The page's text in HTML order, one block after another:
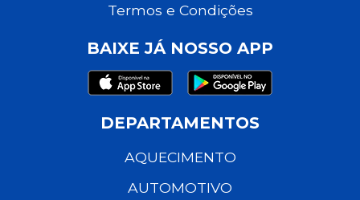
Termos e Condições
BAIXE JÁ NOSSO APP
DEPARTAMENTOS
AQUECIMENTO
AUTOMOTIVO